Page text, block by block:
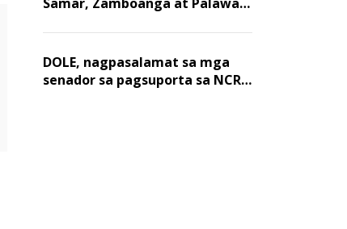
tide
DOLE, nagpasalamat sa mga
senador sa pagsuporta sa NCR